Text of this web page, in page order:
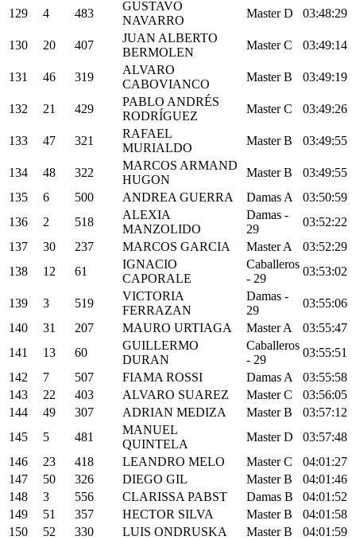
129
4 483
GUSTAVO
NAVARRO
Master D 03:48:29
130 20 407
JUAN ALBERTO
BERMOLEN
Master C 03:49:14
131 46 319
ALVARO
CABOVIANCO
Master B 03:49:19
132 21 429
PABLO ANDRÉS
RODRÍGUEZ
Master C 03:49:26
133 47 321
RAFAEL
MURIALDO
Master B 03:49:55
134 48 322
MARCOS ARMAND
HUGON
Master B
03:49:55
135
6 500 ANDREA GUERRA Damas A
03:50:59
136
2 518
ALEXIA
MANZOLIDO
Damas -
29
03:52:22
137
30 237 MARCOS GARCIA Master A
03:52:29
138
12 61
IGNACIO
CAPORALE
Caballeros
- 29
03:53:02
139 3 519
VICTORIA
FERRAZAN
Damas -
29
03:55:06
140
31 207 MAURO URTIAGA Master A
03:55:47
141
13 60
GUILLERMO
DURAN
Caballeros
- 29
03:55:51
142
7 507 FIAMA ROSSI Damas A
03:55:58
143
22 403 ALVARO SUAREZ Master C
03:56:05
144
49 307 ADRIAN MEDIZA Master B
03:57:12
145
5 481
MANUEL
QUINTELA
Master D
03:57:48
146
23 418 LEANDRO MELO Master C
04:01:27
147
50 326 DIEGO GIL Master B
04:01:46
148
3 556 CLARISSA PABST Damas B
04:01:52
149
51 357 HECTOR SILVA Master B
04:01:58
150
52 330 LUIS ONDRUSKA Master B
04:01:59